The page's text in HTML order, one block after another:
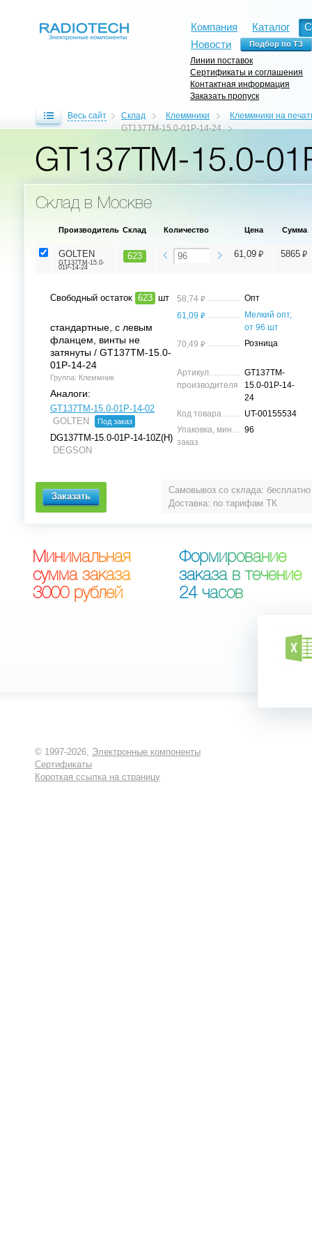
Компания Каталог
Новости
Линии поставок
Сертификаты и соглашения
Контактная информация
Заказать пропуск
Весь сайт Склад Клеммники
Клеммники на
GT137TM-15.0-01P-14-24
GT137TM-15.0-
Склад в Москве
Самовывоз со склада: бесплатно
Доставка: по тарифам ТК
Производитель Склад Количество Цена Сумма
GOLTEN
GT137TM-15.0-
01P-14-24
623 61,09 ⃏ 5865 ⃏
Свободный остаток 623 шт
стандартные, с левым
фланцем, винты не
затянуты / GT137TM-15.0-
01P-14-24
Группа: Клеммник
Аналоги:
GT137TM-15.0-01P-14-02
GOLTEN
Под заказ
DG137TM-15.0-01P-14-10Z(H)
DEGSON
58,74 ⃏
Опт
61,09 ⃏
Мелкий опт,
от 96 шт
70,49 ⃏ Розница
Артикул
производителя
GT137TM-
15.0-01P-14-
24
Код товара
UT-00155534
Упаковка, мин.
заказ
96
Минимальная
сумма заказа
3000 рублей
Формирование
заказа в течение
24 часов
© 1997-2026, Электронные компоненты
Сертификаты
Короткая ссылка на страницу